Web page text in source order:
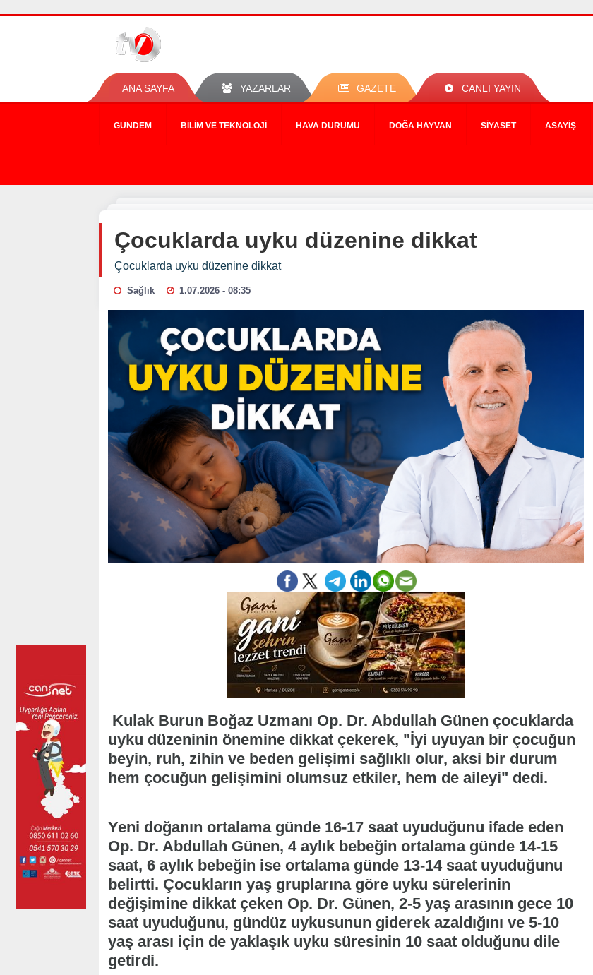
ANA SAYFA YAZARLAR GAZETE CANLI YAYIN
GÜNDEM BILIM VE TEKNOLOJI HAVA DURUMU DOĞA HAYVAN SIYASET ASAYIŞ
Çocuklarda uyku düzenine dikkat
Çocuklarda uyku düzenine dikkat
Sağlık 1.07.2026 - 08:35
Kulak Burun Boğaz Uzmanı Op. Dr. Abdullah Günen çocuklarda
uyku düzeninin önemine dikkat çekerek, "İyi uyuyan bir çocuğun
beyin, ruh, zihin ve beden gelişimi sağlıklı olur, aksi bir durum
hem çocuğun gelişimini olumsuz etkiler, hem de aileyi" dedi.
Yeni doğanın ortalama günde 16-17 saat uyuduğunu ifade eden
Op. Dr. Abdullah Günen, 4 aylık bebeğin ortalama günde 14-15
saat, 6 aylık bebeğin ise ortalama günde 13-14 saat uyuduğunu
belirtti. Çocukların yaş gruplarına göre uyku sürelerinin
değişimine dikkat çeken Op. Dr. Günen, 2-5 yaş arasının gece 10
saat uyuduğunu, gündüz uykusunun giderek azaldığını ve 5-10
yaş arası için de yaklaşık uyku süresinin 10 saat olduğunu dile
getirdi.